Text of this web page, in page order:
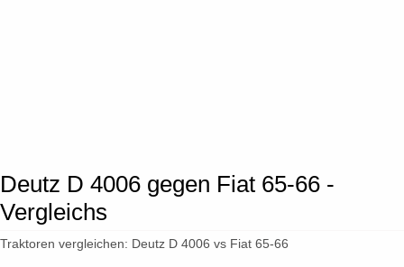
Deutz D 4006 gegen Fiat 65-66 -
Vergleichs
Traktoren vergleichen: Deutz D 4006 vs Fiat 65-66